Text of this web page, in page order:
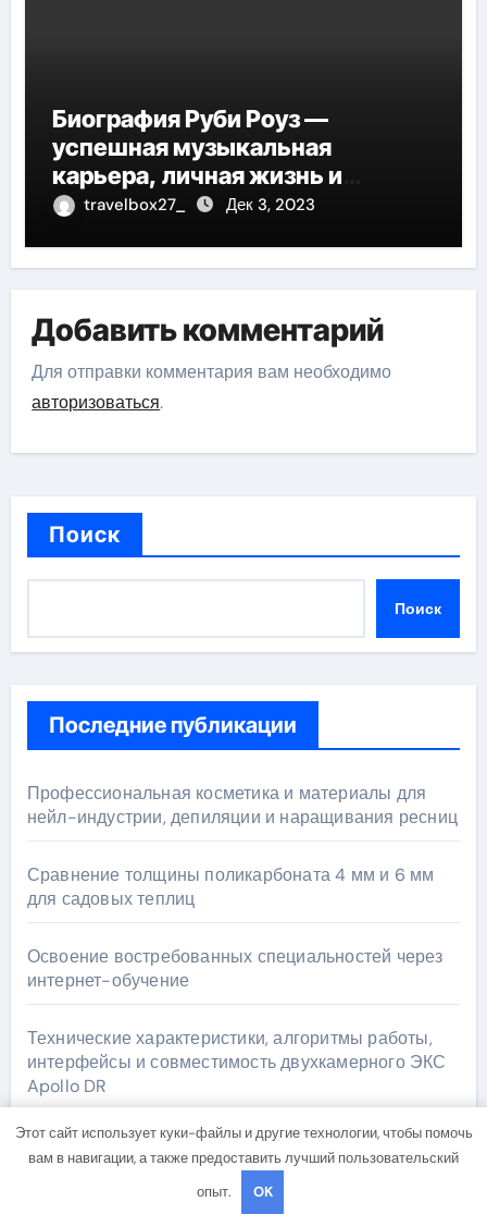
Биография Руби Роуз —
успешная музыкальная
карьера, личная жизнь и
знаковые достижения
travelbox27_ Дек 3, 2023
Добавить комментарий
Для отправки комментария вам необходимо
авторизоваться.
Поиск
Поиск
Последние публикации
Профессиональная косметика и материалы для
нейл-индустрии, депиляции и наращивания ресниц
Сравнение толщины поликарбоната 4 мм и 6 мм
для садовых теплиц
Освоение востребованных специальностей через
интернет-обучение
Технические характеристики, алгоритмы работы,
интерфейсы и совместимость двухкамерного ЭКС
Apollo DR
Типы дешевых RDP: характеристики, варианты
использования и риски
Этот сайт использует куки-файлы и другие технологии, чтобы помочь
вам в навигации, а также предоставить лучший пользовательский
опыт.
OK